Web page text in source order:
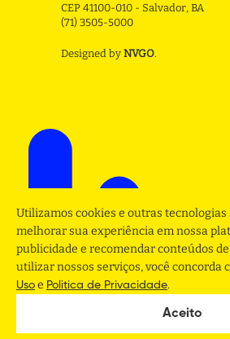
CEP 41100-010 - Salvador, BA
(71) 3505-5000
Designed by NVGO.
Utilizamos cookies e outras
melhorar sua experiência em nossa
publicidade e recomendar conteúdos
utilizar nossos serviços, você concorda
Uso e Politica de Privacidade.
Aceito